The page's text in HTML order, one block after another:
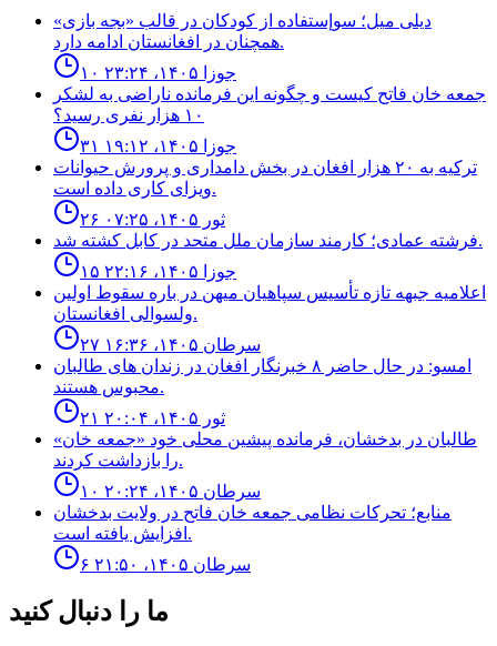
ديلى ميل؛ سوإستفاده از كودكان در قالب «بجه بازى»
همچنان در افغانستان ادامه دارد.
۱۰ جوزا ۱۴۰۵، ۲۳:۲۴
جمعه خان فاتح كيست و چگونه اين فرمانده ناراضى به لشكر
١٠ هزار نفرى رسيد؟
۳۱ جوزا ۱۴۰۵، ۱۹:۱۲
ترکیه به ۲۰ هزار افغان در بخش دامداری و پرورش حیوانات
ویزای کاری داده است.
۲۶ ثور ۱۴۰۵، ۰۷:۲۵
فرشته عمادى؛ كارمند سازمان ملل متحد در كابل كشته شد.
۱۵ جوزا ۱۴۰۵، ۲۲:۱۶
اعلاميه جبهه تازه تأسيس سپاهيان ميهن در باره سقوط اولين
ولسوالى افغانستان.
۲۷ سرطان ۱۴۰۵، ۱۶:۳۶
امسو: در حال حاضر ۸ خبرنگار افغان در زندان‌ های طالبان
محبوس هستند.
۲۱ ثور ۱۴۰۵، ۲۰:۰۴
طالبان در بدخشان، فرمانده پیشین محلی خود «جمعه خان»
را بازداشت کردند.
۱۰ سرطان ۱۴۰۵، ۲۰:۲۴
منابع؛ تحركات نظامى جمعه خان فاتح در ولايت بدخشان
افزايش يافته است.
۶ سرطان ۱۴۰۵، ۲۱:۵۰
ما را دنبال کنید